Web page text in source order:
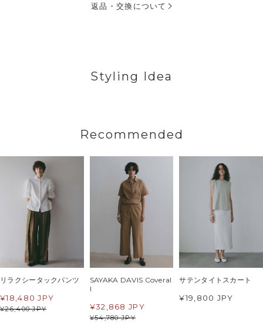
返品・交換について
Styling Idea
Recommended
リラクシータックパンツ
¥26,400 JPY
¥18,480 JPY
SAYAKA DAVIS Coveral
l
¥54,780 JPY
¥32,868 JPY
サテンタイトスカート
¥19,800 JPY